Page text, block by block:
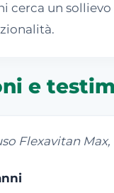
cerca un
e
Flexavitan